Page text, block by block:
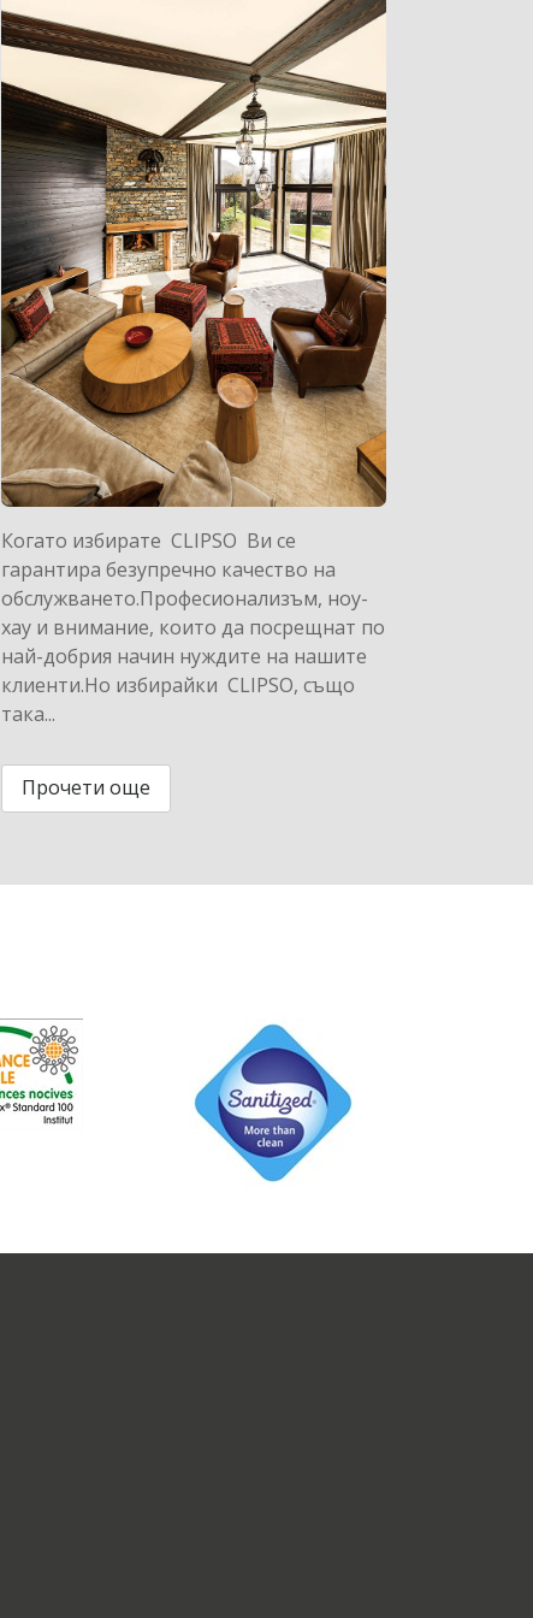
Когато избирате CLIPSO Ви се
гарантира безупречно качество на
обслужването.Професионализъм, ноу-
хау и внимание, които да посрещнат по
най-добрия начин нуждите на нашите
клиенти.Но избирайки CLIPSO, също
така...
Прочети още